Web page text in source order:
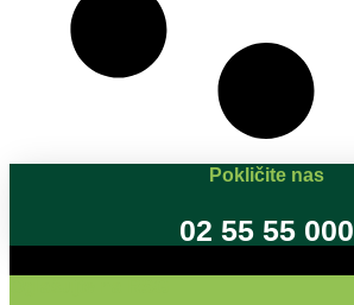
Pokličite nas
02 55 55 000